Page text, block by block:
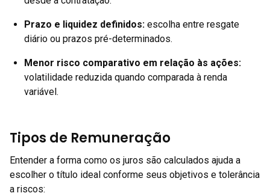
Prazo e liquidez definidos: escolha entre resgate
diário ou prazos pré-determinados.
Menor risco comparativo em relação às ações:
volatilidade reduzida quando comparada à renda
variável.
Tipos de Remuneração
Entender a forma como os juros são calculados ajuda a
escolher o título ideal conforme seus objetivos e tolerância
a riscos: